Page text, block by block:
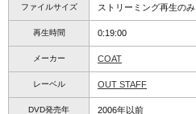
ファイルサイズ ストリーミング再生のみ
再生時間 0:19:00
メーカー COAT
レーベル OUT STAFF
DVD発売年 2006年以前